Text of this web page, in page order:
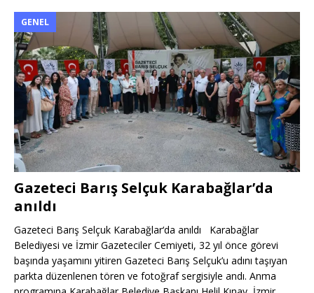
GENEL
Gazeteci Barış Selçuk Karabağlar’da
anıldı
Gazeteci Barış Selçuk Karabağlar‘da anıldı Karabağlar
Belediyesi ve İzmir Gazeteciler Cemiyeti, 32 yıl önce görevi
başında yaşamını yitiren Gazeteci Barış Selçuk’u adını taşıyan
parkta düzenlenen tören ve fotoğraf sergisiyle andı. Anma